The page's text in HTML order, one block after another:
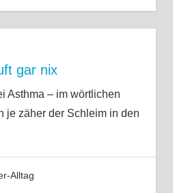
gar nix
Asthma – im wörtlichen
je zäher der Schleim in den
Alltag